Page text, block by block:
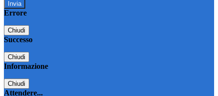
Errore
Chiudi
Successo
Chiudi
Informazione
Chiudi
Attendere...